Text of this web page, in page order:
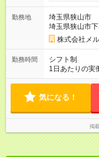
勤務地
埼玉県狭山市
埼玉県狭山市
株式会社メ
勤務時間
シフト制
1日あたりの実
17:30 (2)9:00～18:00
いてもご相談
気になる！
掲